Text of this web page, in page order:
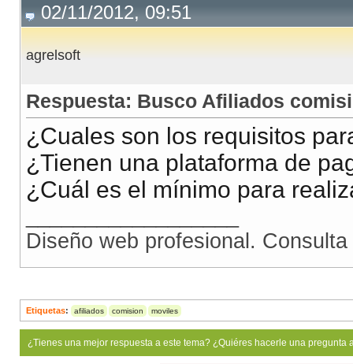
02/11/2012, 09:51
agrelsoft
Respuesta: Busco Afiliados
¿Cuales son los requisitos
¿Tienen una plataforma de
¿Cuál es el mínimo para
Diseño web profesional.
Etiquetas: afiliados comision moviles
¿Tienes una mejor respuesta a este tema? ¿Quiéres hacerle una